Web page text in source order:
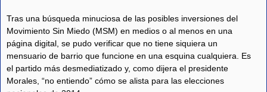
Tras una búsqueda minuciosa de las posibles inversiones del
Movimiento Sin Miedo (MSM) en medios o al menos en una
página digital, se pudo verificar que no tiene siquiera un
mensuario de barrio que funcione en una esquina cualquiera. Es
el partido más desmediatizado y, como dijera el presidente
Morales, “no entiendo” cómo se alista para las elecciones